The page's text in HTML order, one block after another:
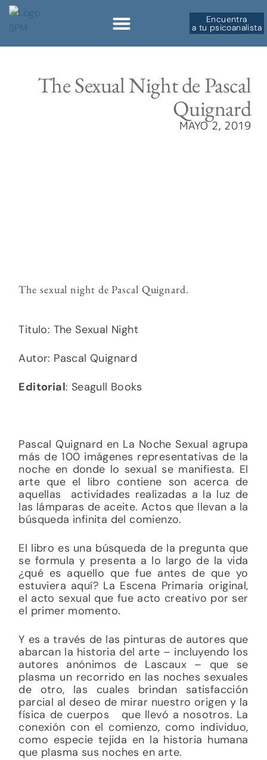
Encuentra
a tu psicoanalista
The Sexual Night de Pascal
Quignard
MAYO 2, 2019
The sexual night de Pascal Quignard.
Titulo: The Sexual Night
Autor: Pascal Quignard
Editorial: Seagull Books
Pascal Quignard en La Noche Sexual agrupa
más de 100 imágenes representativas de la
noche en donde lo sexual se manifiesta. El
arte que el libro contiene son acerca de
aquellas actividades realizadas a la luz de
las lámparas de aceite. Actos que llevan a la
búsqueda infinita del comienzo.
El libro es una búsqueda de la pregunta que
se formula y presenta a lo largo de la vida
¿qué es aquello que fue antes de que yo
estuviera aquí? La Escena Primaria original,
el acto sexual que fue acto creativo por ser
el primer momento.
Y es a través de las pinturas de autores que
abarcan la historia del arte – incluyendo los
autores anónimos de Lascaux – que se
plasma un recorrido en las noches sexuales
de otro, las cuales brindan satisfacción
parcial al deseo de mirar nuestro origen y la
física de cuerpos que llevó a nosotros. La
conexión con el comienzo, como individuo,
como especie tejida en la historia humana
que plasma sus noches en arte.